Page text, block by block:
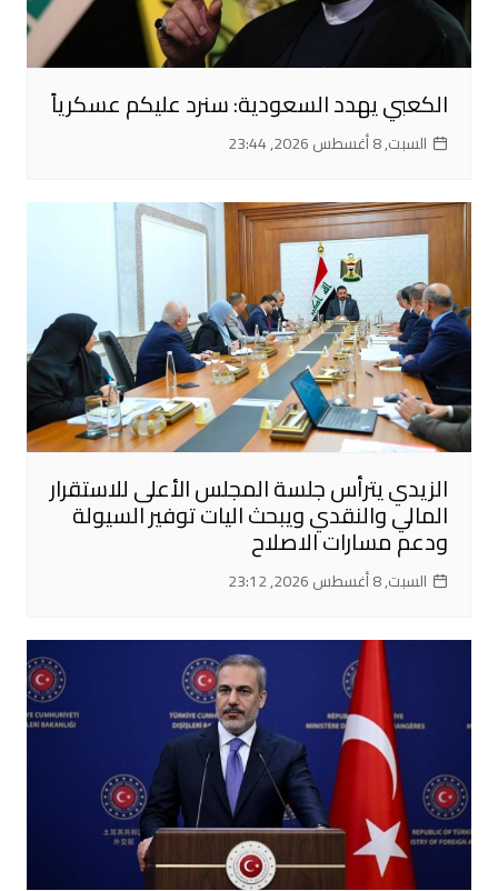
الكعبي يهدد السعودية: سنرد عليكم عسكرياً
السبت, 8 أغسطس 2026, 23:44
الزيدي يترأس جلسة المجلس الأعلى للاستقرار
المالي والنقدي ويبحث اليات توفير السيولة
ودعم مسارات الاصلاح
السبت, 8 أغسطس 2026, 23:12